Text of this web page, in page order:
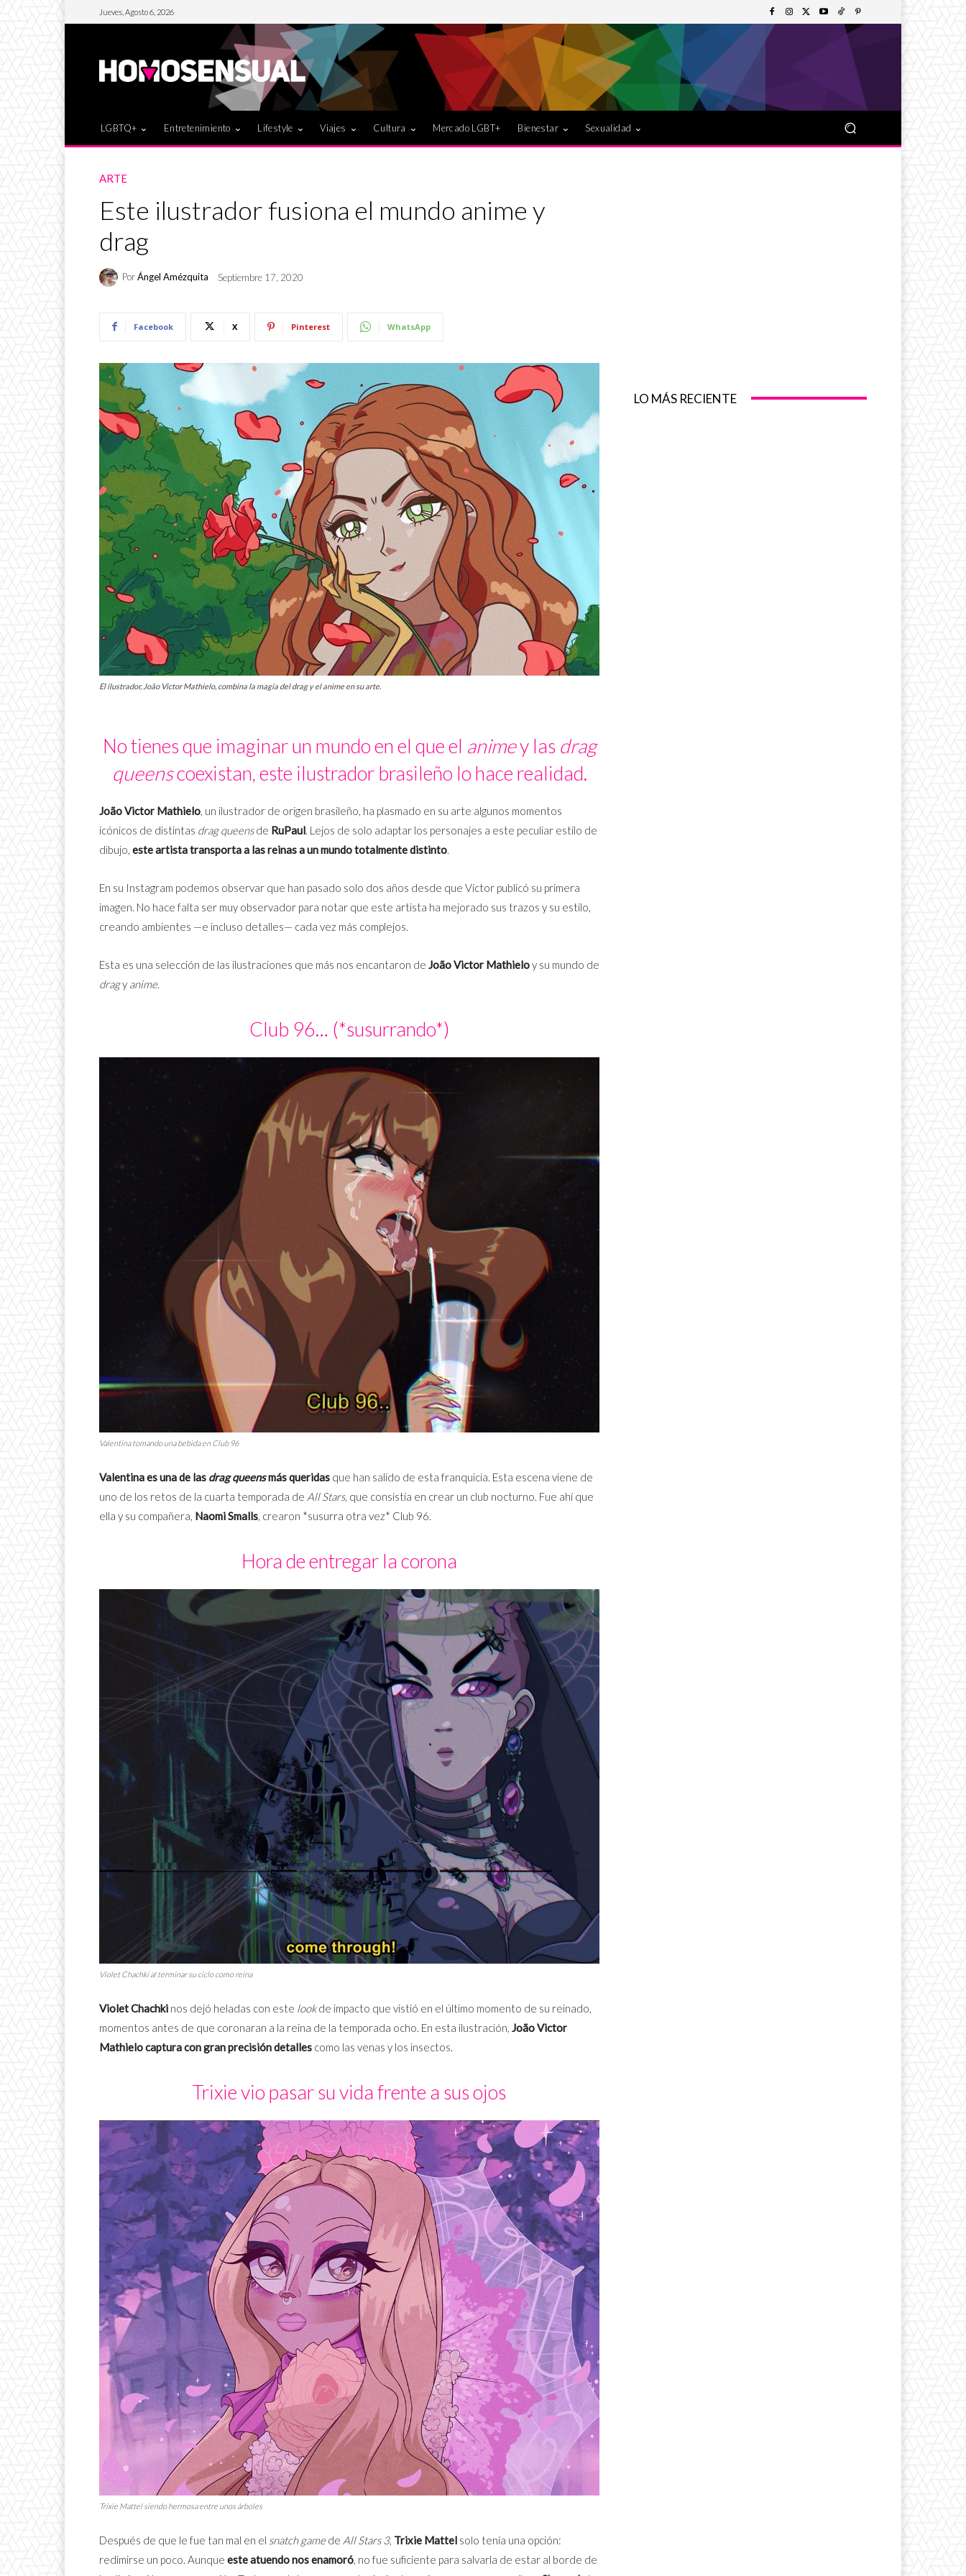
Jueves, Agosto 6, 2026
LGBTQ+ Entretenimiento Lifestyle Viajes Cultura Mercado LGBT+ Bienestar Sexualidad
ARTE
Este ilustrador fusiona el mundo anime y
drag
PorÁngel Amézquita Septiembre 17, 2020
Facebook X Pinterest WhatsApp
El ilustrador, João Victor Mathielo, combina la magia del drag y el anime en su arte.
No tienes que imaginar un mundo en el que el animey las drag
queenscoexistan, este ilustrador brasileño lo hace realidad.
João Victor Mathielo, un ilustrador de origen brasileño, ha plasmado en su arte algunos momentos
icónicos de distintas drag queensde RuPaul. Lejos de solo adaptar los personajes a este peculiar estilo de
dibujo, este artista transporta a las reinas a un mundo totalmente distinto.
En su Instagram podemos observar que han pasado solo dos años desde que Victor publicó su primera
imagen. No hace falta ser muy observador para notar que este artista ha mejorado sus trazos y su estilo,
creando ambientes —e incluso detalles— cada vez más complejos.
Esta es una selección de las ilustraciones que más nos encantaron de João Victor Mathieloy su mundo de
dragy anime.
Club 96… (*susurrando*)
Valentina tomando una bebida en Club 96
Valentina es una de las drag queensmás queridas que han salido de esta franquicia. Esta escena viene de
uno de los retos de la cuarta temporada de All Stars, que consistía en crear un club nocturno. Fue ahí que
ella y su compañera, Naomi Smalls, crearon *susurra otra vez* Club 96.
Hora de entregar la corona
Violet Chachki al terminar su ciclo como reina
Violet Chachki nos dejó heladas con este lookde impacto que vistió en el último momento de su reinado,
momentos antes de que coronaran a la reina de la temporada ocho. En esta ilustración, João Victor
Mathielocaptura con gran precisión detalles como las venas y los insectos.
Trixie vio pasar su vida frente a sus ojos
Trixie Mattel siendo hermosa entre unos árboles
Después de que le fue tan mal en el snatch gamede All Stars 3, Trixie Mattel solo tenía una opción:
redimirse un poco. Aunque este atuendo nos enamoró , no fue suficiente para salvarla de estar al borde de
LO MÁS RECIENTE